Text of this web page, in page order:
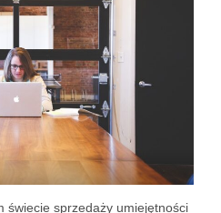
świecie sprzedaży umiejętności